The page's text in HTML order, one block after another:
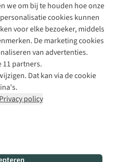
we om bij te houden hoe onze
cookies kunnen
voor elke bezoeker, middels
De marketing cookies
van advertenties.
11 partners.
Dat kan via de cookie
Privacy policy